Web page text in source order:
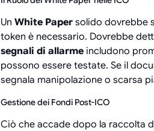
Un White Paper solido dovrebbe
token è necessario. Dovrebbe
segnali di allarme includono
possono essere testate. Se il
segnala manipolazione o scarsa
Gestione dei Fondi Post-ICO
Ciò che accade dopo la raccolta